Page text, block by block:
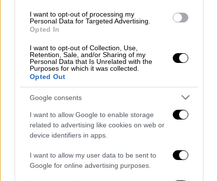
I want to opt-out of processing my
Personal Data for Targeted Advertising.
Opted In
I want to opt-out of Collection, Use,
Retention, Sale, and/or Sharing of my
Personal Data that Is Unrelated with the
Purposes for which it was collected.
Opted Out
Google consents
I want to allow Google to enable storage
related to advertising like cookies on web or
device identifiers in apps.
I want to allow my user data to be sent to
Google for online advertising purposes.
της καθώς μεγάλωνε. Σε κάθε περίπτωση, θα
προτιμούσα πολύ περισσότερο να μην έχω
φωτογραφία παρά να έχω αυτή, αλλά πολλοί
άνθρωποι από τοΚολοράντοέχουν
τηλεφωνήσει και γράψει για να
παραπονεθούν. Στην πραγματικότητα, είναι
πραγματικά θυμωμένοι γι’ αυτό»,